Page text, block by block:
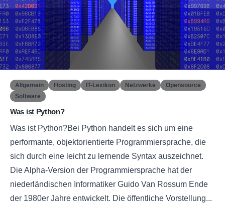
0
Allgemein Hosting IT-Lexikon Netzwerke
Opensource
Software
Was ist Python?
Was ist Python?Bei Python handelt es sich um eine
performante, objektorientierte Programmiersprache, die
sich durch eine leicht zu lernende Syntax auszeichnet.
Die Alpha-Version der Programmiersprache hat der
niederländischen Informatiker Guido Van Rossum Ende
der 1980er Jahre entwickelt. Die öffentliche Vorstellung...